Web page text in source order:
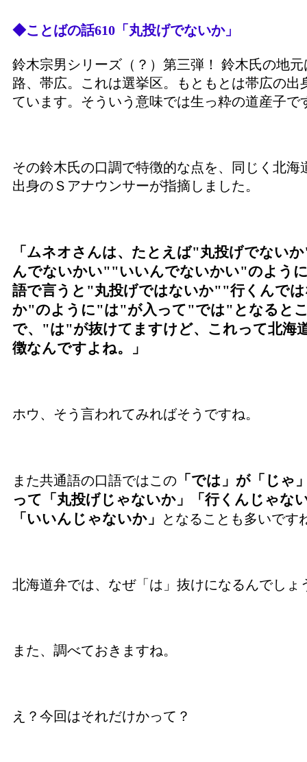
◆ことばの話610「丸投げでないか」
鈴木宗男シリーズ（？）第三弾！ 鈴木氏の地元
路、帯広。これは選挙区。もともとは帯広の出
ています。そういう意味では生っ粋の道産子で
その鈴木氏の口調で特徴的な点を、同じく北海
出身のＳアナウンサーが指摘しました。
「ムネオさんは、たとえば"丸投げでない
んでないかい""いいんでないかい"のよう
語で言うと"丸投げではないか""行くんで
か"のように"は"が入って"では"となると
で、"は"が抜けてますけど、これって北海
徴なんですよね。」
ホウ、そう言われてみればそうですね。
また共通語の口語ではこの 「では」が「じゃ
って「丸投げじゃないか」「行くんじゃな
「いいんじゃないか」
となることも多いです
北海道弁では、なぜ「は」抜けになるんでしょ
また、調べておきますね。
え？今回はそれだけかって？